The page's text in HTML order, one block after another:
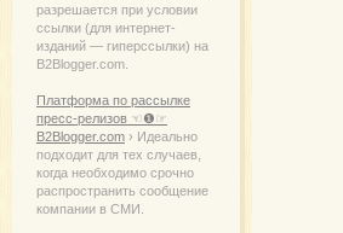
разрешается при условии
ссылки (для интернет-
изданий — гиперссылки) на
B2Blogger.com.
Платформа по рассылке
пресс-релизов ☜❶☞
B2Blogger.com › Идеально
подходит для тех случаев,
когда необходимо срочно
распространить сообщение
компании в СМИ.